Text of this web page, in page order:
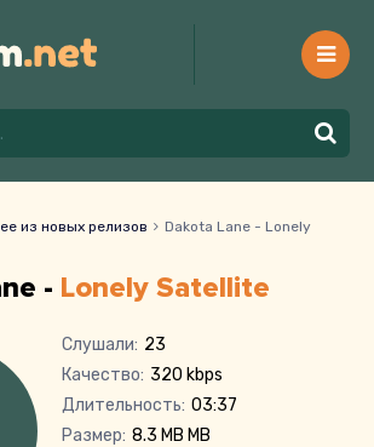
из новых релизов
Dakota Lane - Lonely
- Lonely Satellite
Слушали: 23
Качество: 320 kbps
Длительность: 03:37
Размер: 8.3 MB MB